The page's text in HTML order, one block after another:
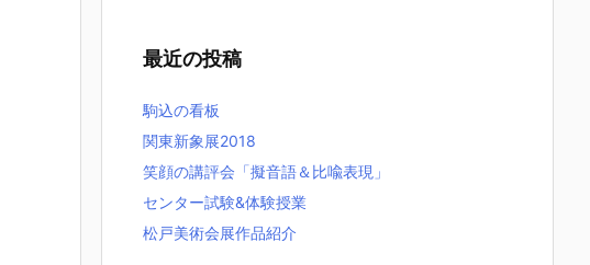
最近の投稿
駒込の看板
関東新象展2018
笑顔の講評会「擬音語＆比喩表現」
センター試験&体験授業
松戸美術会展作品紹介